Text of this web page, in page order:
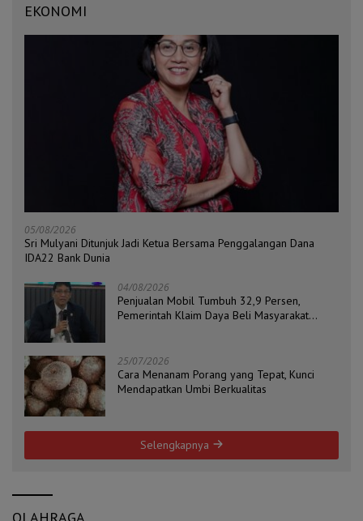
EKONOMI
05/08/2026
Sri Mulyani Ditunjuk Jadi Ketua Bersama Penggalangan Dana
IDA22 Bank Dunia
04/08/2026
Penjualan Mobil Tumbuh 32,9 Persen,
Pemerintah Klaim Daya Beli Masyarakat
25/07/2026
Cara Menanam Porang yang Tepat, Kunci
Mendapatkan Umbi Berkualitas
Selengkapnya
OLAHRAGA